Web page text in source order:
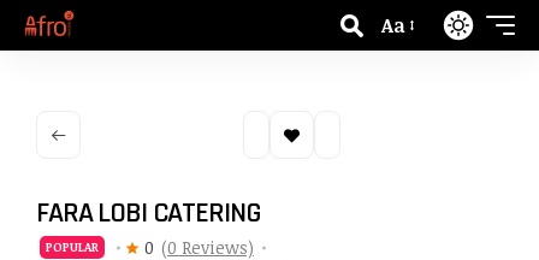
Aa
FARA LOBI CATERING
POPULAR 0 (0 Reviews)